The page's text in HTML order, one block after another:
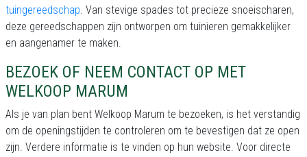
tuingereedschap. Van stevige spades tot precieze snoeischaren,
deze gereedschappen zijn ontworpen om tuinieren gemakkelijker
en aangenamer te maken.
BEZOEK OF NEEM CONTACT OP MET
WELKOOP MARUM
Als je van plan bent Welkoop Marum te bezoeken, is het verstandig
om de openingstijden te controleren om te bevestigen dat ze open
zijn. Verdere informatie is te vinden op hun website. Voor directe